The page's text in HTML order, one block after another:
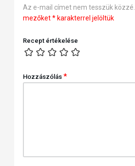
Az e-mail címet nem tesszük közzé.
mezőket*karakterrel jelöltük
Recept értékelése
Hozzászólás *